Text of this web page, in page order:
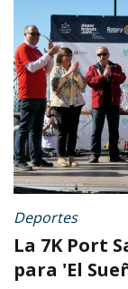
Deportes
La 7K Port
para 'El